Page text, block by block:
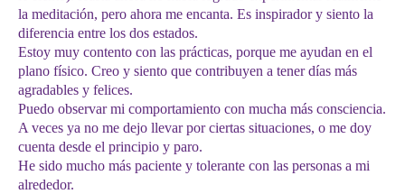
del Cuerpo de Luz.
Todos los webinars se graban, por lo que puedes
volver a verlos en cualquier momento.
solicitar la grabación de la sesión, de modo que se
pueda escuchar más tarde.
la meditación, pero ahora me encanta. Es inspirador y siento la
diferencia entre los dos estados.
Estoy muy contento con las prácticas, porque me ayudan en el
plano físico. Creo y siento que contribuyen a tener días más
agradables y felices.
Puedo observar mi comportamiento con mucha más consciencia.
A veces ya no me dejo llevar por ciertas situaciones, o me doy
cuenta desde el principio y paro.
He sido mucho más paciente y tolerante con las personas a mi
alrededor.